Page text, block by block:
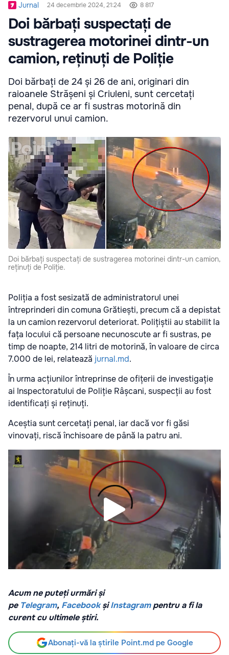
Jurnal 24 decembrie 2024, 21:24 8 817
Doi bărbați suspectați de
sustragerea motorinei dintr-un
camion, reținuți de Poliție
Doi bărbați de 24 și 26 de ani, originari din
raioanele Strășeni și Criuleni, sunt cercetați
penal, după ce ar fi sustras motorină din
rezervorul unui camion.
Doi bărbați suspectați de sustragerea motorinei dintr-un camion,
reținuți de Poliție.
Poliția a fost sesizată de administratorul unei
întreprinderi din comuna Grătiești, precum că a depistat
la un camion rezervorul deteriorat. Polițiștii au stabilit la
fața locului că persoane necunoscute ar fi sustras, pe
timp de noapte, 214 litri de motorină, în valoare de circa
7.000 de lei, relatează jurnal.md.
În urma acțiunilor întreprinse de ofițerii de investigație
ai Inspectoratului de Poliție Râșcani, suspecții au fost
identificați și reținuți.
Aceștia sunt cercetați penal, iar dacă vor fi găsi
vinovați, riscă închisoare de până la patru ani.
Acum ne puteți urmări și
pe Telegram, Facebook șiInstagrampentru a fi la
curent cu ultimele știri.
Abonați-vă la știrile Point.md pe Google